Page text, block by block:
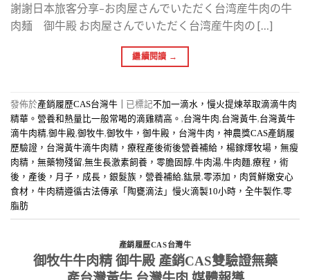
謝謝日本旅客分享–お肉屋さんでいただく台湾産牛肉の牛
肉麺 御牛殿 お肉屋さんでいただく台湾産牛肉の […]
繼續閱讀 →
發佈於產銷履歷CAS台灣牛 已標記不加一滴水，慢火提煉萃取滴滴牛肉
精華。營養和熱量比一般常喝的滴雞精高。 ,台灣牛肉,台灣黃牛,台灣黃牛
滴牛肉精,御牛殿,御牧牛,御牧牛，御牛殿，台灣牛肉，神農獎CAS產銷履
歷驗證，台灣黃牛滴牛肉精，療程產後術後營養補給，楊鎵燡牧場，無瘦
肉精，無藥物殘留,無生長激素飼養，零膽固醇,牛肉湯,牛肉麵,療程，術
後，產後，月子，成長，銀髮族，營養補給,鈜景,零添加，肉質鮮嫩安心
食材，牛肉精遵循古法傳承「陶甕滴法」慢火滴製10小時，全牛製作,零
脂肪
產銷履歷CAS台灣牛
御牧牛牛肉精 御牛殿 產銷CAS雙驗證無藥